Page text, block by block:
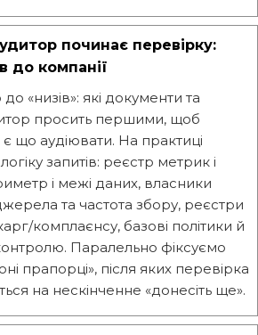
починає перевірку:
до компанії
«низів»: які документи та
просить першими, щоб
є що аудіювати. На практиці
запитів: реєстр метрик і
і межі даних, власники
та частота збору, реєстри
комплаєнсу, базові політики й
Паралельно фіксуємо
прапорці», після яких перевірка
на нескінченне «донесіть ще».